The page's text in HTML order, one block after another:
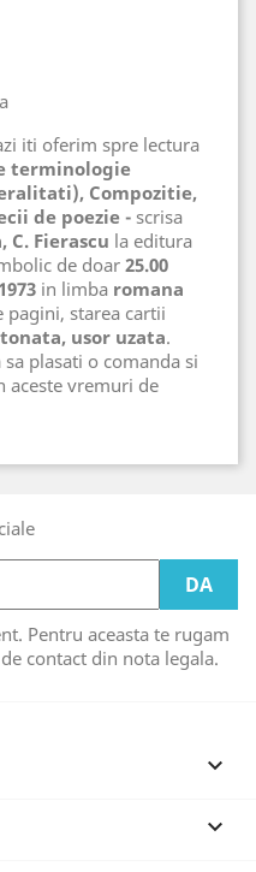
iti oferim spre lectura
terminologie
Compozitie,
de poezie - scrisa
C. Fierascu la editura
de doar 25.00
1973 in limba romana
pagini, starea cartii
usor uzata.
plasati o comanda si
aceste vremuri de
Pentru aceasta te rugam
contact din nota legala.

